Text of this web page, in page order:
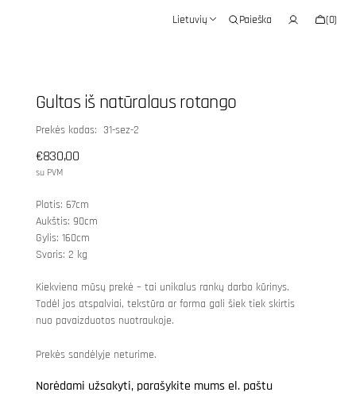
Lietuvių Paieška Krepšelis
(0)
Gultas iš natūralaus rotango
SKU:
Prekės kodas: 31-sez-2
Įprasta
kaina
€830,00
su PVM
Plotis: 67cm
Aukštis: 90cm
Gylis: 160cm
Svoris: 2 kg
Kiekviena mūsų prekė – tai unikalus rankų darbo kūrinys.
Todėl jos atspalviai, tekstūra ar forma gali šiek tiek skirtis
nuo pavaizduotos nuotraukoje.
Prekės sandėlyje neturime.
Norėdami užsakyti, parašykite mums el. paštu